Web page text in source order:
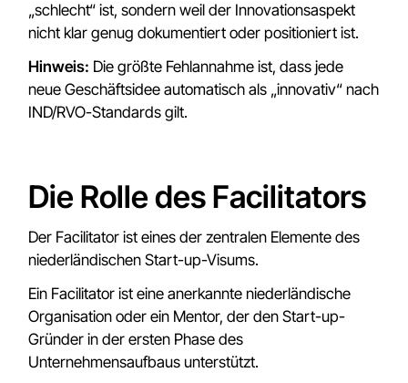
„schlecht“ ist, sondern weil der Innovationsaspekt
nicht klar genug dokumentiert oder positioniert ist.
Hinweis: Die größte Fehlannahme ist, dass jede
neue Geschäftsidee automatisch als „innovativ“ nach
IND/RVO-Standards gilt.
Die Rolle des Facilitators
Der Facilitator ist eines der zentralen Elemente des
niederländischen Start-up-Visums.
Ein Facilitator ist eine anerkannte niederländische
Organisation oder ein Mentor, der den Start-up-
Gründer in der ersten Phase des
Unternehmensaufbaus unterstützt.